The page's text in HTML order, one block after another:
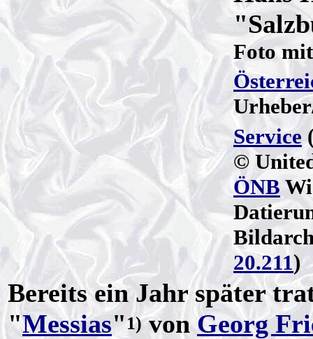
Foto
Service
©
ÖNB
20.211)
Bereits ein Jahr später
"Messias"1)vonGeorg